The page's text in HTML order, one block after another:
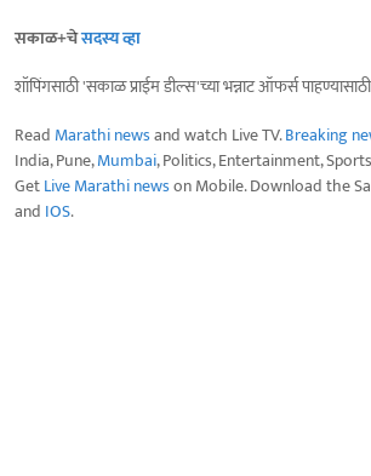
सकाळ+चेसदस्य व्हा
शॉपिंगसाठी 'सकाळ प्राईम डील्स'च्या भन्नाट ऑफर्स
Read Marathi newsand watch Live TV.Breaking
India, Pune,Mumbai, Politics, Entertainment,
GetLive Marathi newson Mobile. Download the
and IOS.